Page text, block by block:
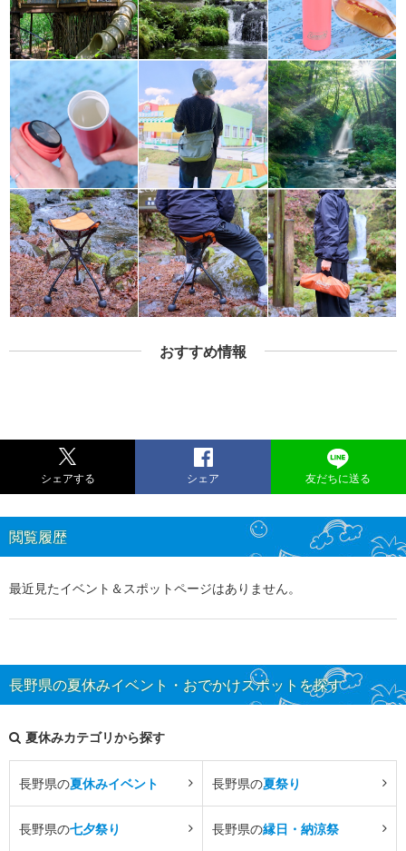
おすすめ情報
シェアする シェア 友だちに送る
閲覧履歴
最近見たイベント＆スポットページはありません。
長野県の夏休みイベント・おでかけスポットを探す
夏休みカテゴリから探す
長野県の夏休みイベント 長野県の夏祭り
長野県の七夕祭り 長野県の縁日・納涼祭